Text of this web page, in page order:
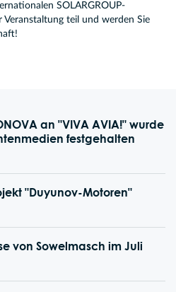
SOLARGROUP-
Veranstaltung teil und werden Sie
an "VIVA AVIA!" wurde
festgehalten
"Duyunov-Motoren"
von Sowelmasch im Juli